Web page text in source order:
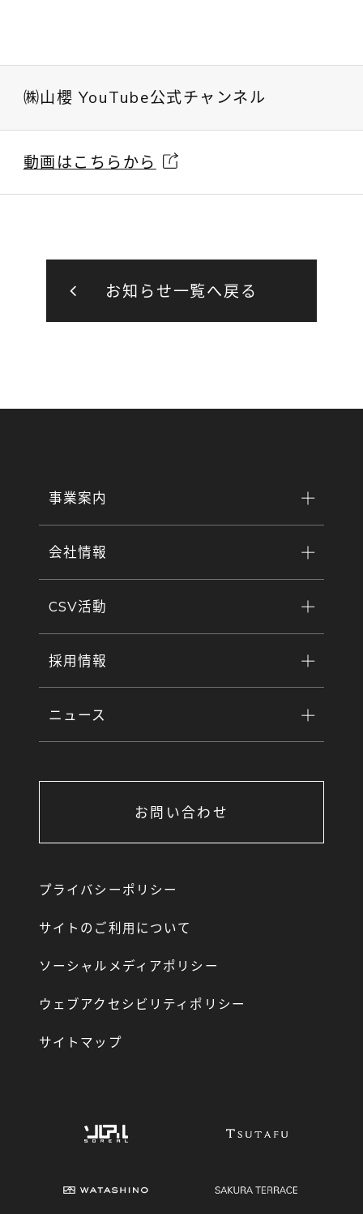
㈱山櫻 YouTube公式チャンネル
動画はこちらから
お知らせ一覧へ戻る
事業案内
会社情報
CSV活動
採用情報
ニュース
お問い合わせ
プライバシーポリシー
サイトのご利用について
ソーシャルメディアポリシー
ウェブアクセシビリティポリシー
サイトマップ